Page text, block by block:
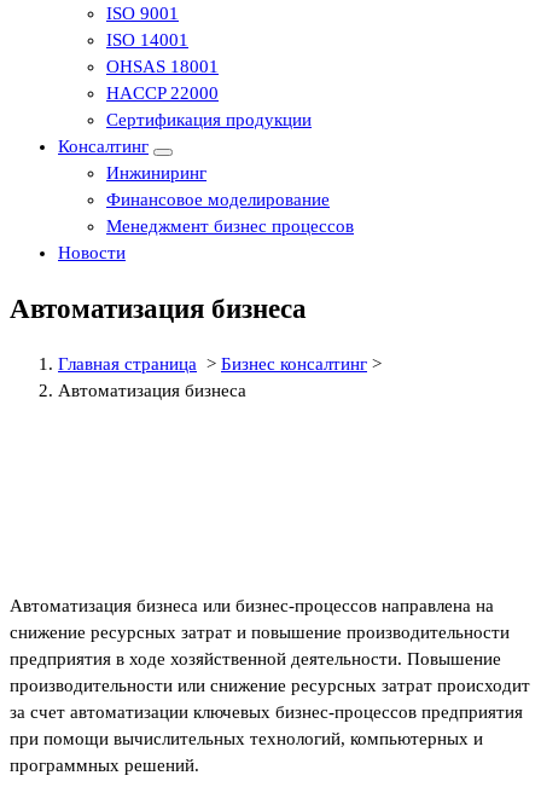
ISO 9001
ISO 14001
OHSAS 18001
HACCP 22000
Сертификация продукции
Консалтинг
Инжиниринг
Финансовое моделирование
Менеджмент бизнес процессов
Новости
Автоматизация бизнеса
Главная страница > Бизнес консалтинг >
Автоматизация бизнеса
Автоматизация бизнеса или бизнес-процессов направлена на
снижение ресурсных затрат и повышение производительности
предприятия в ходе хозяйственной деятельности. Повышение
производительности или снижение ресурсных затрат происходит
за счет автоматизации ключевых бизнес-процессов предприятия
при помощи вычислительных технологий, компьютерных и
программных решений.